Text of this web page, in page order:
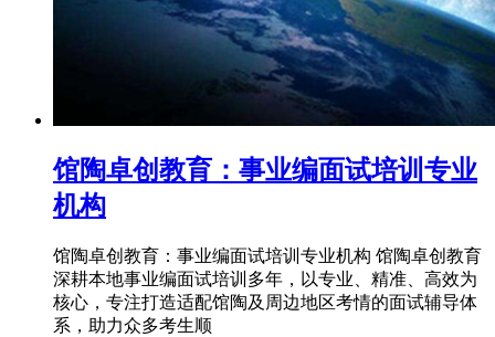
馆陶卓创教育：事业编面试培训专业
机构
馆陶卓创教育：事业编面试培训专业机构 馆陶卓创教育
深耕本地事业编面试培训多年，以专业、精准、高效为
核心，专注打造适配馆陶及周边地区考情的面试辅导体
系，助力众多考生顺